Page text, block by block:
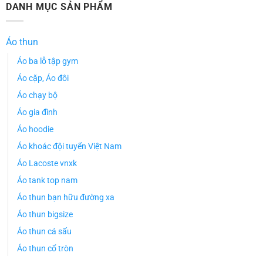
DANH MỤC SẢN PHẨM
Áo thun
Áo ba lỗ tập gym
Áo cặp, Áo đôi
Áo chạy bộ
Áo gia đình
Áo hoodie
Áo khoác đội tuyển Việt Nam
Áo Lacoste vnxk
Áo tank top nam
Áo thun bạn hữu đường xa
Áo thun bigsize
Áo thun cá sấu
Áo thun cổ tròn